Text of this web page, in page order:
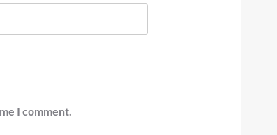
I comment.